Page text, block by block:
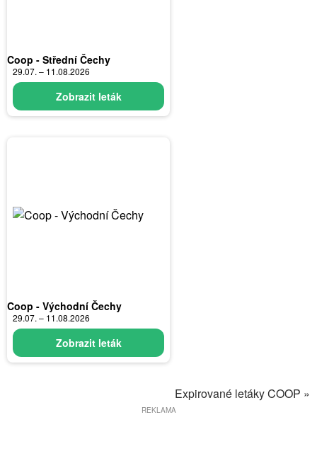
Coop - Střední Čechy
29.07. – 11.08.2026
Zobrazit leták
Coop - Východní Čechy
29.07. – 11.08.2026
Zobrazit leták
Expirované letáky COOP »
REKLAMA